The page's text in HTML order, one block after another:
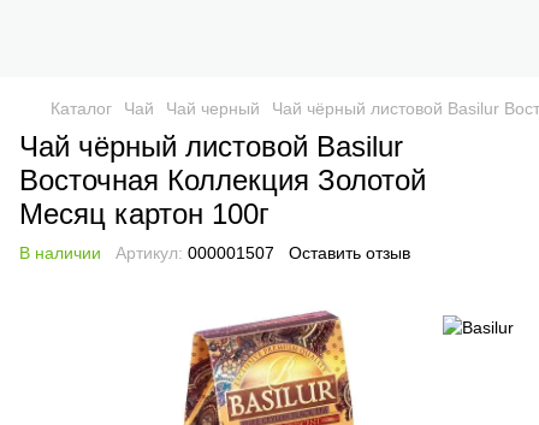
Каталог Чай Чай черный Чай чёрный листовой Basilur
Чай чёрный листовой Basilur
Восточная Коллекция Золотой
Месяц картон 100г
В наличии Артикул: 000001507 Оставить отзыв